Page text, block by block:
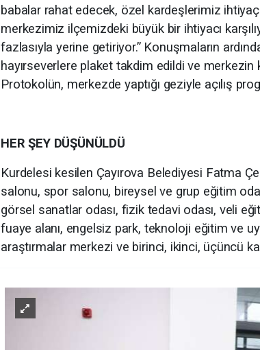
babalar rahat edecek, özel kardeşlerimiz
merkezimiz ilçemizdeki büyük bir ihtiyacı
fazlasıyla yerine getiriyor.” Konuşmaların
hayırseverlere plaket takdim edildi ve merkezin
Protokolün, merkezde yaptığı geziyle açılış
HER ŞEY DÜŞÜNÜLDÜ
Kurdelesi kesilen Çayırova Belediyesi Fatma
salonu, spor salonu, bireysel ve grup eğitim
görsel sanatlar odası, fizik tedavi odası, veli
fuaye alanı, engelsiz park, teknoloji eğitim ve
araştırmalar merkezi ve birinci, ikinci, üçüncü